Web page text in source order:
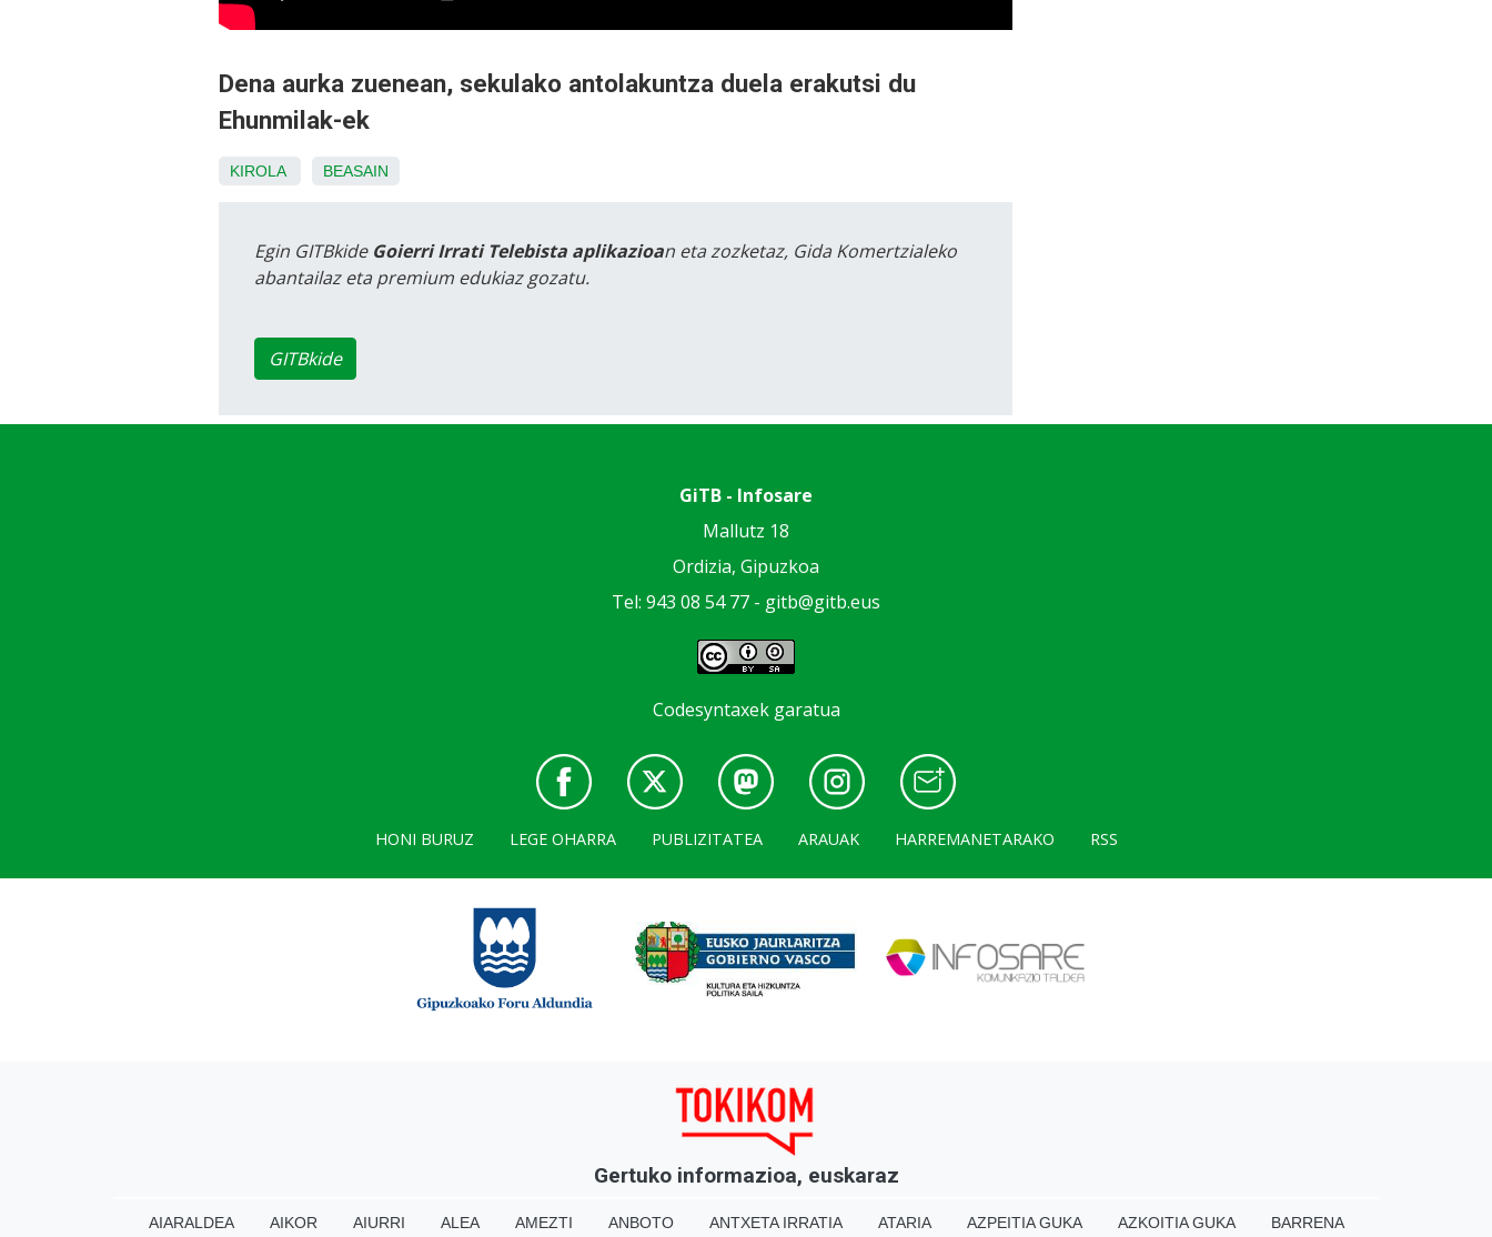
Dena aurka zuenean, sekulako antolakuntza duela erakutsi du
Ehunmilak-ek
KIROLA BEASAIN
Egin GITBkide Goierri Irrati Telebista aplikazioan eta zozketaz, Gida Komertzialeko
abantailaz eta premium edukiaz gozatu.
GITBkide
GiTB - Infosare
Mallutz 18
Ordizia, Gipuzkoa
Tel: 943 08 54 77 - gitb@gitb.eus
Codesyntaxek garatua
HONI BURUZ LEGE OHARRA PUBLIZITATEA ARAUAK HARREMANETARAKO RSS
Gertuko informazioa, euskaraz
AIARALDEA AIKOR AIURRI ALEA AMEZTI ANBOTO ANTXETA IRRATIA ATARIA AZPEITIA GUKA AZKOITIA GUKA BARRENA